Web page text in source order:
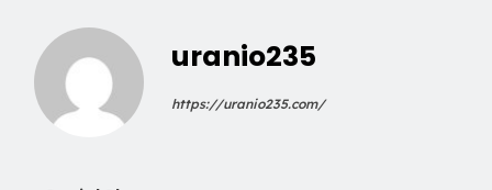
uranio235
https://uranio235.com/